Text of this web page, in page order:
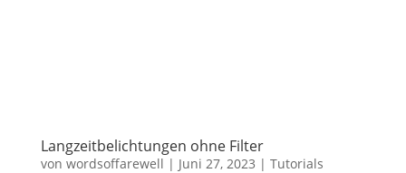
Langzeitbelichtungen ohne Filter
von wordsoffarewell | Juni 27, 2023 | Tutorials